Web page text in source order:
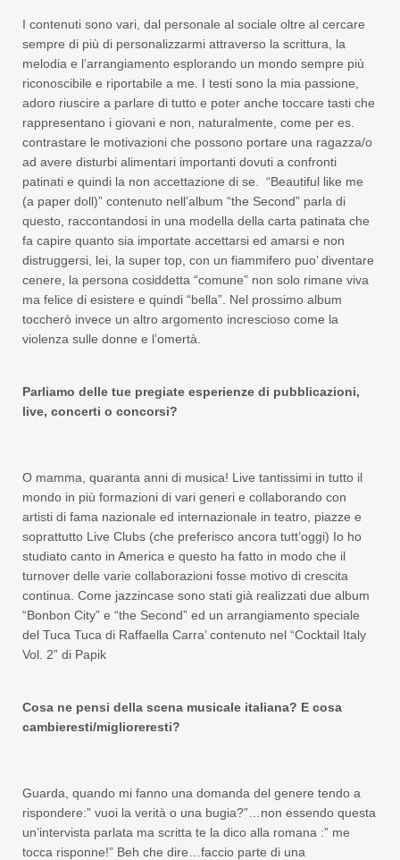
I contenuti sono vari, dal personale al sociale oltre al cercare
sempre di più di personalizzarmi attraverso la scrittura, la
melodia e l’arrangiamento esplorando un mondo sempre più
riconoscibile e riportabile a me. I testi sono la mia passione,
adoro riuscire a parlare di tutto e poter anche toccare tasti che
rappresentano i giovani e non, naturalmente, come per es.
contrastare le motivazioni che possono portare una ragazza/o
ad avere disturbi alimentari importanti dovuti a confronti
patinati e quindi la non accettazione di se. “Beautiful like me
(a paper doll)” contenuto nell’album “the Second” parla di
questo, raccontandosi in una modella della carta patinata che
fa capire quanto sia importate accettarsi ed amarsi e non
distruggersi, lei, la super top, con un fiammifero puo’ diventare
cenere, la persona cosiddetta “comune” non solo rimane viva
ma felice di esistere e quindi “bella”. Nel prossimo album
toccherò invece un altro argomento increscioso come la
violenza sulle donne e l’omertà.
Parliamo delle tue pregiate esperienze di pubblicazioni,
live, concerti o concorsi?
O mamma, quaranta anni di musica! Live tantissimi in tutto il
mondo in più formazioni di vari generi e collaborando con
artisti di fama nazionale ed internazionale in teatro, piazze e
soprattutto Live Clubs (che preferisco ancora tutt’oggi) Io ho
studiato canto in America e questo ha fatto in modo che il
turnover delle varie collaborazioni fosse motivo di crescita
continua. Come jazzincase sono stati già realizzati due album
“Bonbon City” e “the Second” ed un arrangiamento speciale
del Tuca Tuca di Raffaella Carra’ contenuto nel “Cocktail Italy
Vol. 2” di Papik
Cosa ne pensi della scena musicale italiana? E cosa
cambieresti/miglioreresti?
Guarda, quando mi fanno una domanda del genere tendo a
rispondere:” vuoi la verità o una bugia?”…non essendo questa
un’intervista parlata ma scritta te la dico alla romana :” me
tocca risponne!” Beh che dire…faccio parte di una